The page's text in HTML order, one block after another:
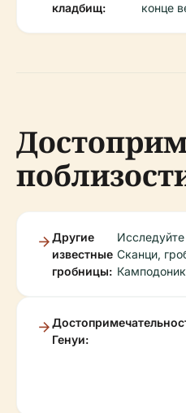
кладбищ:
конце
Другие
известные
гробницы:
Сканци,
Генуи: